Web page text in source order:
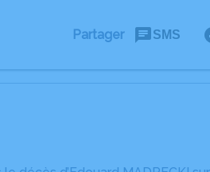
Partager SMS